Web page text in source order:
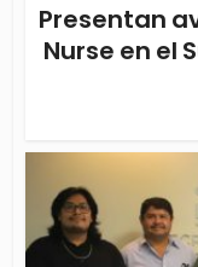
Presentan
Nurse en el